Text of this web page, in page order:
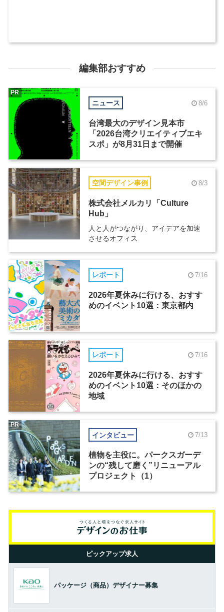
編集部おすすめ
ニュース 8/6
台湾最大のデザイン見本市
「2026台湾クリエイティブエキ
スポ」が8月31日まで開催
PR
空間デザイン事例 8/3
株式会社メルカリ「Culture
Hub」
人と人がつながり、アイデアを加速
させるオフィス
レポート 7/16
2026年夏休みに行ける、おすす
めのイベント10選：東京都内
レポート 7/16
2026年夏休みに行ける、おすす
めのイベント10選：そのほかの
地域
インタビュー 7/13
植物を主役に。パークスガーデ
ンの“残して磨く”リニューアル
プロジェクト（1）
PR
ピックアップ求人
パッケージ（商品）デザイナー募集